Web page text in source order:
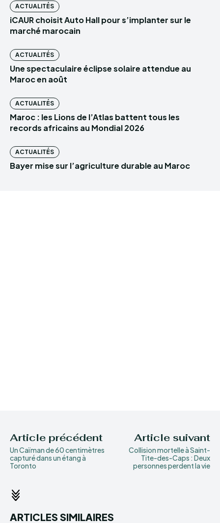
ACTUALITÉS
iCAUR choisit Auto Hall pour s’implanter sur le
marché marocain
ACTUALITÉS
Une spectaculaire éclipse solaire attendue au
Maroc en août
ACTUALITÉS
Maroc : les Lions de l’Atlas battent tous les
records africains au Mondial 2026
ACTUALITÉS
Bayer mise sur l’agriculture durable au Maroc
Article précédent
Un Caïman de 60 centimètres
capturé dans un étang à
Toronto
Article suivant
Collision mortelle à Saint-
Tite-des-Caps : Deux
personnes perdent la vie
ARTICLES SIMILAIRES